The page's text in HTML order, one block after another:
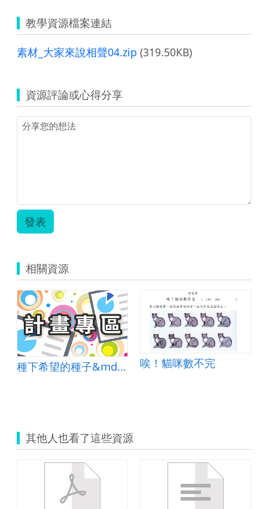
教學資源檔案連結
素材_大家來說相聲04.zip (319.50KB)
資源評論或心得分享
發表
相關資源
種下希望的種子&mdash;表演藝術夢工廠
唉！貓咪數不完
其他人也看了這些資源